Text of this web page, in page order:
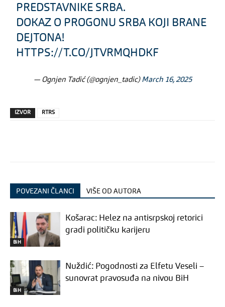
PREDSTAVNIKE SRBA.
DOKAZ O PROGONU SRBA KOJI BRANE
DEJTONA!
HTTPS://T.CO/JTVRMQHDKF
— Ognjen Tadić (@ognjen_tadic) March 16, 2025
IZVOR RTRS
POVEZANI ČLANCI VIŠE OD AUTORA
BiH
Košarac: Helez na antisrpskoj retorici
gradi političku karijeru
BiH
Nuždić: Pogodnosti za Elfetu Veseli –
sunovrat pravosuđa na nivou BiH